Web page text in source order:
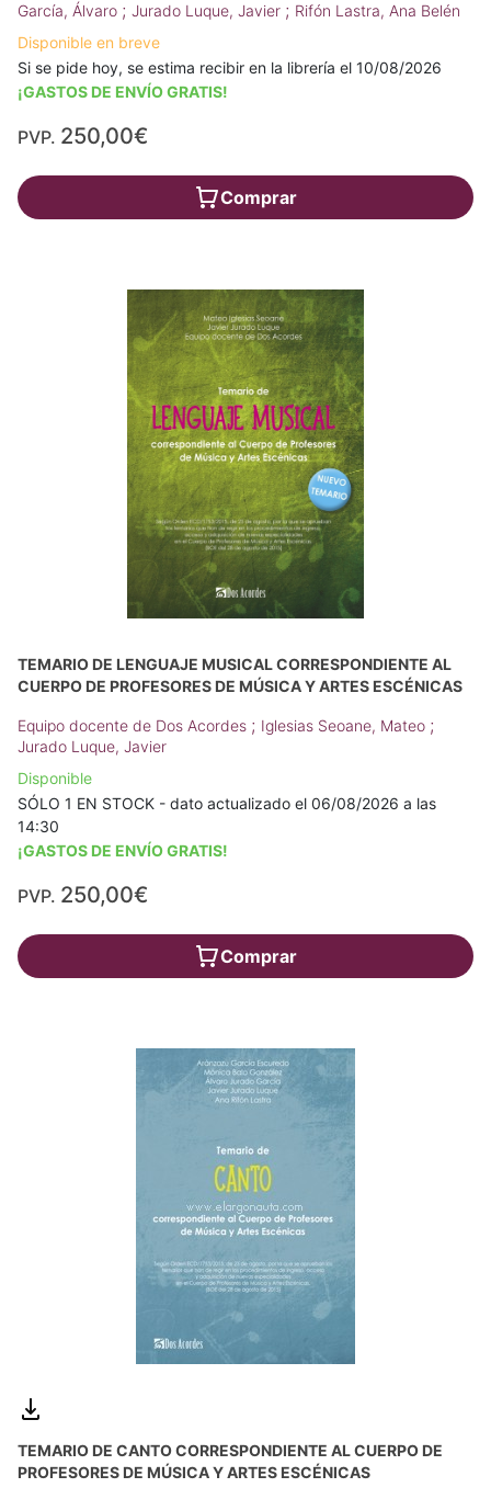
García, Álvaro ; Jurado Luque, Javier ; Rifón Lastra, Ana Belén
Disponible en breve
Si se pide hoy, se estima recibir en la librería el 10/08/2026
¡GASTOS DE ENVÍO GRATIS!
PVP. 250,00€
Comprar
TEMARIO DE LENGUAJE MUSICAL CORRESPONDIENTE AL
CUERPO DE PROFESORES DE MÚSICA Y ARTES ESCÉNICAS
Equipo docente de Dos Acordes ; Iglesias Seoane, Mateo ;
Jurado Luque, Javier
Disponible
SÓLO 1 EN STOCK - dato actualizado el 06/08/2026 a las
14:30
¡GASTOS DE ENVÍO GRATIS!
PVP. 250,00€
Comprar
TEMARIO DE CANTO CORRESPONDIENTE AL CUERPO DE
PROFESORES DE MÚSICA Y ARTES ESCÉNICAS